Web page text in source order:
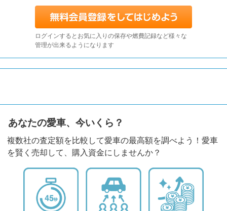
ログインするとお気に入りの保存や燃費記録など様々な
管理が出来るようになります
あなたの愛車、今いくら？
複数社の査定額を比較して愛車の最高額を調べよう！愛車
を賢く売却して、購入資金にしませんか？